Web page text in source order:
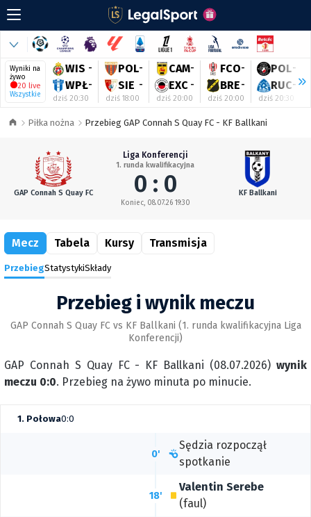
Wyniki na
żywo
20 live
Wszystkie
WIS -
WPŁ-
dziś 20:30
POL-
SIE -
dziś 18:00
CAM-
EXC -
dziś 20:00
FCO-
BRE-
dziś 20:00
POL-
RUC-
dziś 20:30
Piłka nożna Przebieg GAP Connah S Quay FC - KF Ballkani
GAP Connah S Quay FC
Liga Konferencji
1. runda kwalifikacyjna
0 : 0
Koniec, 08.07.26 19:30
KF Ballkani
Mecz Tabela Kursy Transmisja
PrzebiegStatystykiSkłady
Przebieg i wynik meczu
GAP Connah S Quay FC vs KF Ballkani (1. runda kwalifikacyjna Liga
Konferencji)
GAP Connah S Quay FC - KF Ballkani (08.07.2026) wynik
meczu 0:0. Przebieg na żywo minuta po minucie.
1. Połowa0:0
0'
Sędzia rozpoczął
spotkanie
18'
Valentin Serebe
(faul)